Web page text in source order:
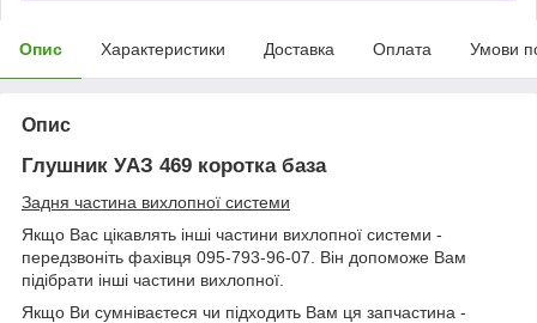
Опис Характеристики Доставка Оплата Умови
Опис
Глушник УАЗ 469 коротка база
Задня частина вихлопної системи
Якщо Вас цікавлять інші частини вихлопної системи -
передзвоніть фахівця 095-793-96-07. Він допоможе Вам
підібрати інші частини вихлопної.
Якщо Ви сумніваєтеся чи підходить Вам ця запчастина -